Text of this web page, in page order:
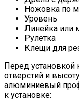
Ножовка по
Уровень
Линейка или
Рулетка
Клещи для
Перед
отверстий и
алюминиевый
к установке: